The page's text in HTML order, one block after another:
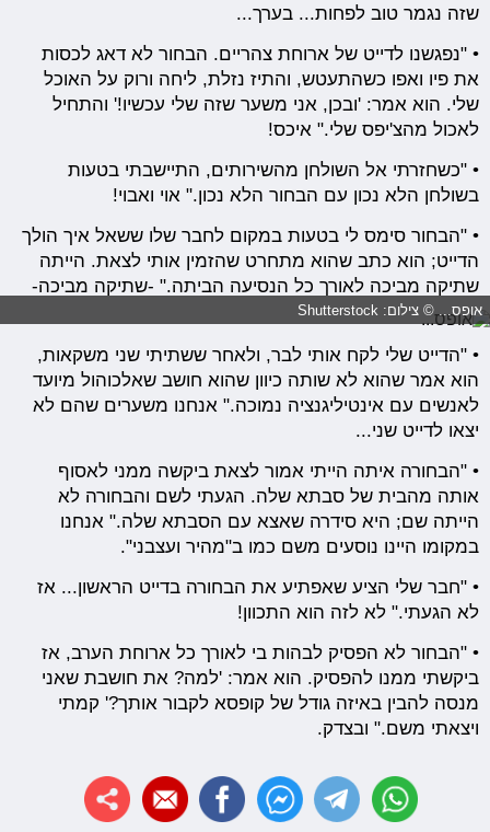
שזה נגמר טוב לפחות... בערך...
• "נפגשנו לדייט של ארוחת צהריים. הבחור לא דאג לכסות
את פיו ואפו כשהתעטש, והתיז נזלת, ליחה ורוק על האוכל
שלי. הוא אמר: 'ובכן, אני משער שזה שלי עכשיו!' והתחיל
לאכול מהצ'יפס שלי." איכס!
• "כשחזרתי אל השולחן מהשירותים, התיישבתי בטעות
בשולחן הלא נכון עם הבחור הלא נכון." אוי ואבוי!
• "הבחור סימס לי בטעות במקום לחבר שלו ששאל איך הולך
הדייט; הוא כתב שהוא מתחרט שהזמין אותי לצאת. הייתה
שתיקה מביכה לאורך כל הנסיעה הביתה." -שתיקה מביכה-
אופס... © צילום: Shutterstock
• "הדייט שלי לקח אותי לבר, ולאחר ששתיתי שני משקאות,
הוא אמר שהוא לא שותה כיוון שהוא חושב שאלכוהול מיועד
לאנשים עם אינטיליגנציה נמוכה." אנחנו משערים שהם לא
יצאו לדייט שני...
• "הבחורה איתה הייתי אמור לצאת ביקשה ממני לאסוף
אותה מהבית של סבתא שלה. הגעתי לשם והבחורה לא
הייתה שם; היא סידרה שאצא עם הסבתא שלה." אנחנו
במקומו היינו נוסעים משם כמו ב"מהיר ועצבני".
• "חבר שלי הציע שאפתיע את הבחורה בדייט הראשון... אז
לא הגעתי." לא לזה הוא התכוון!
• "הבחור לא הפסיק לבהות בי לאורך כל ארוחת הערב, אז
ביקשתי ממנו להפסיק. הוא אמר: 'למה? את חושבת שאני
מנסה להבין באיזה גודל של קופסא לקבור אותך?' קמתי
ויצאתי משם." ובצדק.